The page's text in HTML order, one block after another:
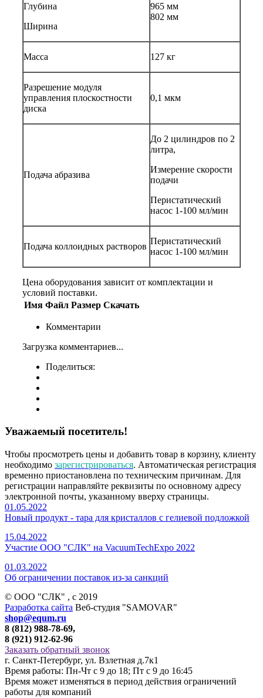
Глубина
Ширина
965 мм
802 мм
Масса 127 кг
Разрешение модуля
управления плоскостности
диска
0,1 мкм
Подача абразива
До 2 цилиндров по 2
литра,
Измерение скорости
подачи
Перистатический
насос 1-100 мл/мин
Подача коллоидных растворов
Перистатический
насос 1-100 мл/мин
Цена оборудования зависит от комплектации и
условий поставки.
Имя Файл Размер Скачать
Комментарии
Загрузка комментариев...
Поделиться:
Уважаемый посетитель!
Чтобы просмотреть цены и добавить товар в корзину, клиенту
необходимо зарегистрироваться. Автоматическая регистрация
временно приостановлена по техническим причинам. Для
регистрации направляйте реквизиты по основному адресу
электронной почты, указанному вверху страницы.
01.05.2022
Новый продукт - тара для кристаллов с гелиевой подложкой
15.04.2022
Участие ООО "СЛК" на VacuumTechExpo 2022
01.03.2022
Об ограничении поставок из-за санкций
© ООО "СЛК" , c 2019
Разработка сайта Веб-студия "SAMOVAR"
shop@equm.ru
8 (812) 988-78-69,
8 (921) 912-62-96
Заказать обратный звонок
г. Санкт-Петербург, ул. Взлетная д.7к1
Время работы: Пн-Чт с 9 до 18; Пт с 9 до 16:45
Время может изменяться в период действия ограничений
работы для компаний